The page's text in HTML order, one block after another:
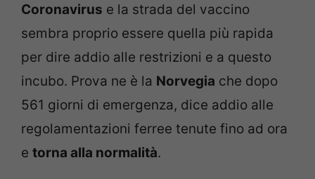
Coronavirus e la strada del vaccino
sembra proprio essere quella più rapida
per dire addio alle restrizioni e a questo
incubo. Prova ne è la Norvegia che dopo
561 giorni di emergenza, dice addio alle
regolamentazioni ferree tenute fino ad ora
e torna alla normalità.